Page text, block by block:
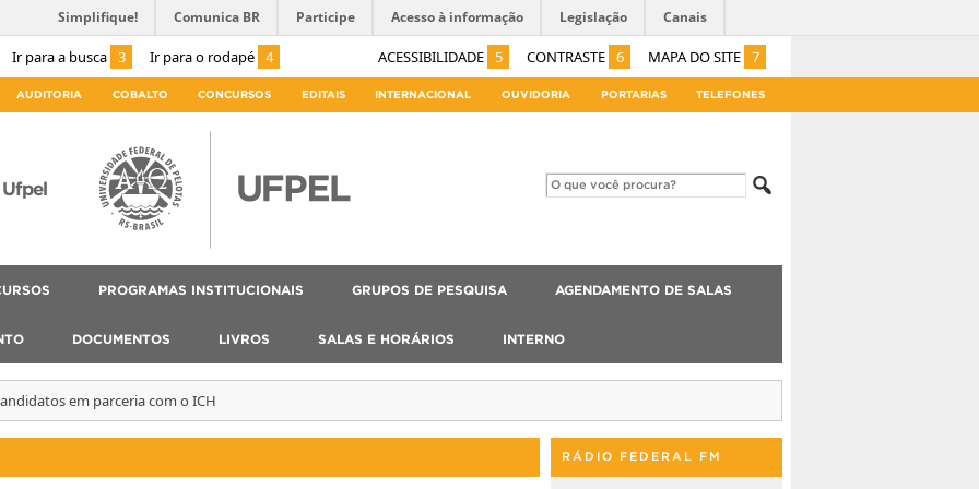
Ir para a busca 3 Ir para o rodapé 4 ACESSIBILIDADE 5 CONTRASTE 6 MAPA DO SITE 7
Simplifique! Comunica BR Participe Acesso à informação Legislação Canais
AUDITORIA COBALTO CONCURSOS EDITAIS INTERNACIONAL OUVIDORIA PORTARIAS TELEFONES
Ufpel
PROGRAMAS INSTITUCIONAIS GRUPOS DE PESQUISA AGENDAMENTO DE SALAS
DOCUMENTOS LIVROS SALAS E HORÁRIOS INTERNO
em parceria com o ICH
RÁDIO FEDERAL FM